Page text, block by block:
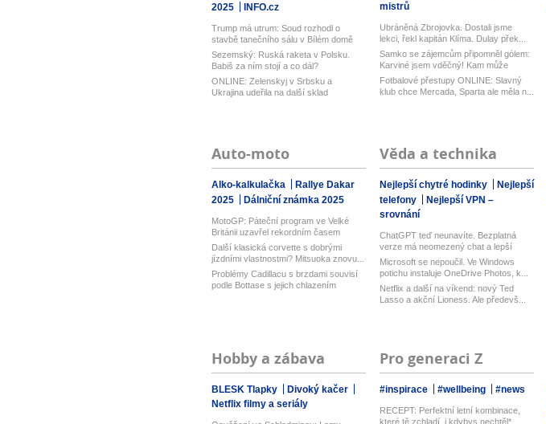
2025
INFO.cz
Trump má utrum: Soud rozhodl o
stavbě tanečního sálu v Bílém domě
Sezemský: Ruská raketa v Polsku.
Babiš za ním stojí a co dál?
ONLINE: Zelenskyj v Srbsku a
Ukrajina udeřila na další sklad
mistrů
Ubráněná Zbrojovka. Dostali jsme
lekci, řekl kapitán Klíma. Dulay přek...
Samko se zájemcům připomněl gólem:
Karviné jsem vděčný! Kam může
odejí...
Fotbalové přestupy ONLINE: Slavný
klub chce Mercada, Sparta ale měla n...
Auto-moto
Alko-kalkulačka
Rallye Dakar
2025
Dálniční známka 2025
MotoGP: Páteční program ve Velké
Británii uzavřel rekordním časem
Bezz...
Další klasická corvette s dobrými
jízdními vlastnostmi? Mitsuoka znovu...
Problémy Cadillacu s brzdami souvisí
podle Bottase s jejich chlazením
Věda a technika
Nejlepší chytré hodinky
Nejlepší
telefony
Nejlepší VPN –
srovnání
ChatGPT teď neunavíte. Bezplatná
verze má neomezený chat a lepší
model...
Microsoft se nepoučil. Ve Windows
potichu instaluje OneDrive Photos, k...
Netflix a další na víkend: nový Ted
Lasso a akční Lioness. Ale předevš...
Hobby a zábava
BLESK Tlapky
Divoký kačer
Netflix filmy a seriály
Pro generaci Z
#inspirace #wellbeing #news
RECEPT: Perfektní letní kombinace,
které tě zchladí, i kdybys nechtěl*...